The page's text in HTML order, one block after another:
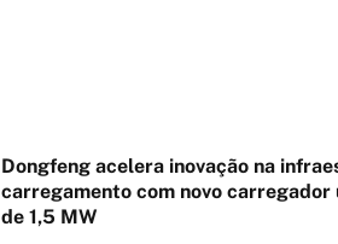
Dongfeng acelera inovação na
carregamento com novo
de 1,5 MW